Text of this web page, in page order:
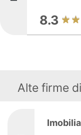
8.3
Alte firme